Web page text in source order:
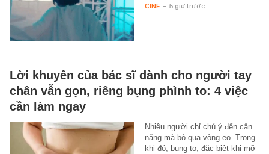
CINE - 5 giờ trước
Lời khuyên của bác sĩ dành cho người tay
chân vẫn gọn, riêng bụng phình to: 4 việc
cần làm ngay
Nhiều người chỉ chú ý đến cân
nặng mà bỏ qua vòng eo. Trong
khi đó, bụng to, đặc biệt khi mỡ